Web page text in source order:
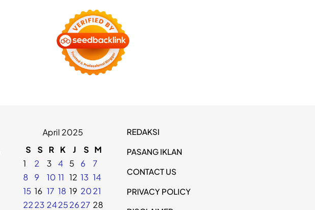
April 2025
S
S R K J S M
1
2 3 4 5 6
7
8
9 10 11 12 13 14
15 16 17 18 19 2021
2223 24252627 28
REDAKSI
PASANG IKLAN
CONTACT US
PRIVACY POLICY